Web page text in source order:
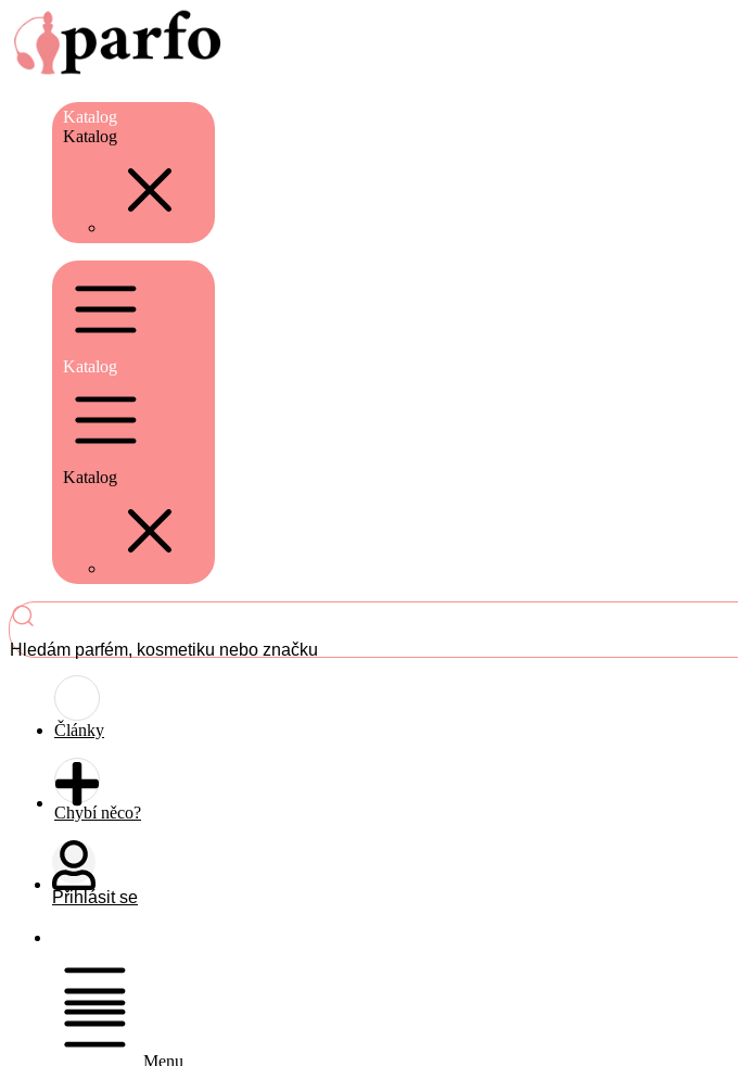
Katalog
Katalog
Katalog
Katalog
Hledám parfém, kosmetiku nebo značku
Články
Chybí něco?
Přihlásit se
Menu